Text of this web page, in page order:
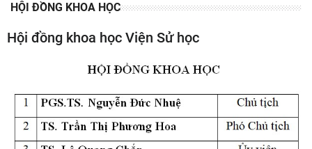
HỘI ĐỒNG KHOA HỌC
Hội đồng khoa học Viện Sử học